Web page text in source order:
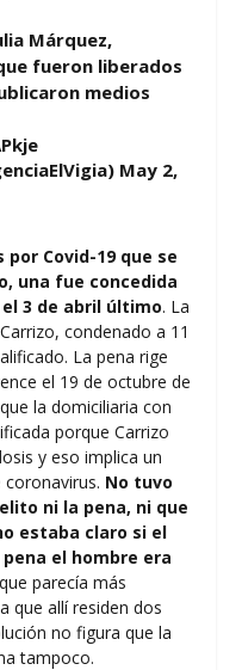
Márquez,
fueron liberados
medios
May 2,
Covid-19 que se
una fue concedida
3 de abril último. La
condenado a 11
La pena rige
el 19 de octubre de
la domiciliaria con
porque Carrizo
y eso implica un
No tuvo
ni la pena, ni que
estaba claro si el
el hombre era
parecía más
que allí residen dos
no figura que la
tampoco.